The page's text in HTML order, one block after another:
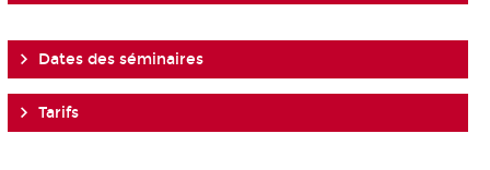
Dates des séminaires
Tarifs